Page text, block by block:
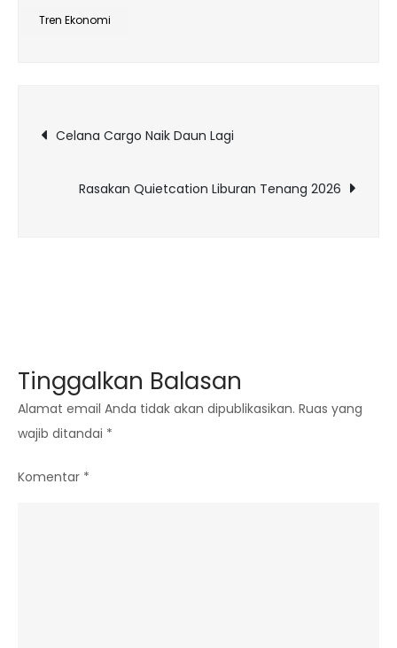
Tren Ekonomi
Navigasi
pos
Celana Cargo Naik Daun Lagi
Rasakan Quietcation Liburan Tenang 2026
Tinggalkan Balasan
Alamat email Anda tidak akan dipublikasikan. Ruas yang
wajib ditandai *
Komentar *